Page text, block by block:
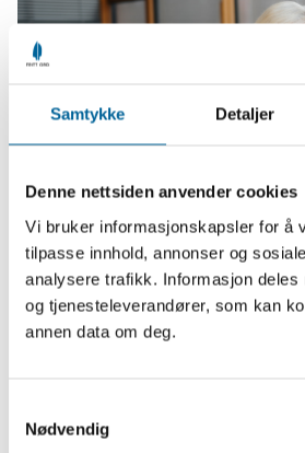
Samtykke Detaljer
Denne nettsiden anvender cookies
Vi bruker informasjonskapsler for å
tilpasse innhold, annonser og
analysere trafikk. Informasjon deles
og tjenesteleverandører, som kan
annen data om deg.
Nødvendig
Hilde Henriksen Waage
større åpenhet om den norske